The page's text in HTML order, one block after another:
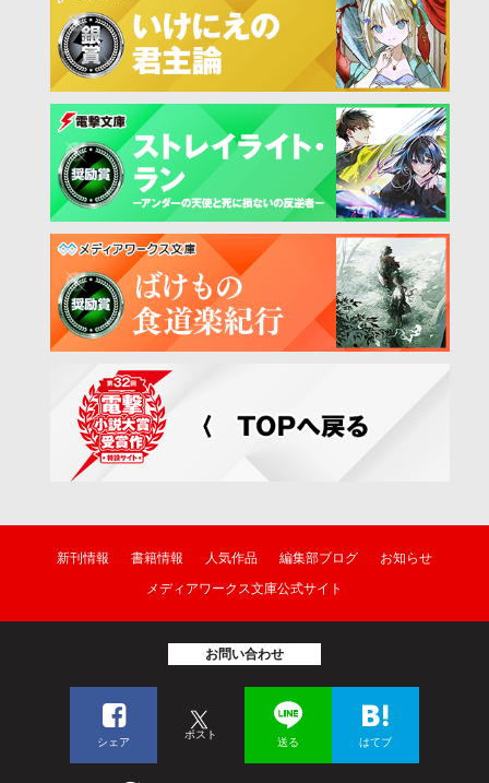
新刊情報 書籍情報 人気作品 編集部ブログ
お知らせ
メディアワークス文庫公式サイト
お問い合わせ
シェア
ポスト
送る はてブ